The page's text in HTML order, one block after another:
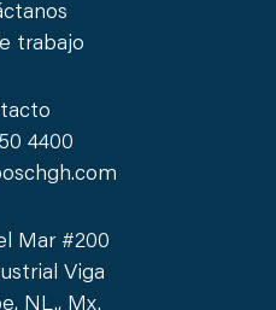
trabajo
4400
Mar #200
Viga
NL., Mx.